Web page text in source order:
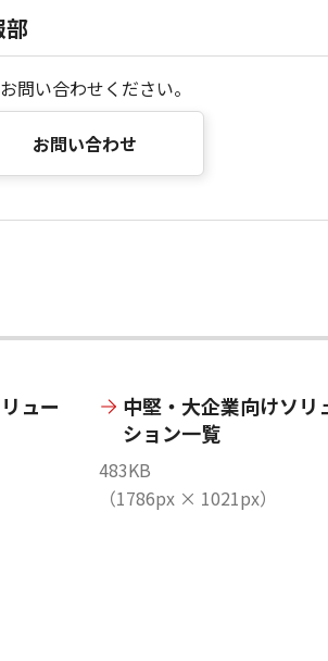
部
問い合わせください。
お問い合わせ
ュー
中堅・大企業向けソリ
ション一覧
483KB
（1786px × 1021px）